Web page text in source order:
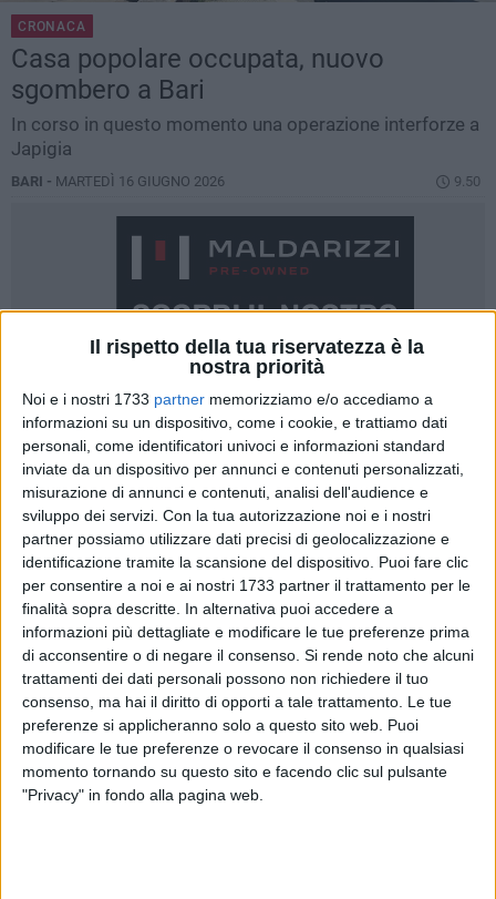
Il rispetto della tua riservatezza è la
nostra priorità
Noi e i nostri 1733 partner memorizziamo e/o accediamo a
informazioni su un dispositivo, come i cookie, e trattiamo dati
personali, come identificatori univoci e informazioni standard
inviate da un dispositivo per annunci e contenuti personalizzati,
misurazione di annunci e contenuti, analisi dell'audience e
sviluppo dei servizi. Con la tua autorizzazione noi e i nostri
partner possiamo utilizzare dati precisi di geolocalizzazione e
identificazione tramite la scansione del dispositivo. Puoi fare clic
per consentire a noi e ai nostri 1733 partner il trattamento per le
finalità sopra descritte. In alternativa puoi accedere a
informazioni più dettagliate e modificare le tue preferenze prima
di acconsentire o di negare il consenso. Si rende noto che alcuni
trattamenti dei dati personali possono non richiedere il tuo
consenso, ma hai il diritto di opporti a tale trattamento. Le tue
preferenze si applicheranno solo a questo sito web. Puoi
modificare le tue preferenze o revocare il consenso in qualsiasi
momento tornando su questo sito e facendo clic sul pulsante
"Privacy" in fondo alla pagina web.
CRONACA
Casa popolare occupata, nuovo
sgombero a Bari
In corso in questo momento una operazione interforze a
Japigia
BARI - MARTEDÌ 16 GIUGNO 2026 9.50
A cura di
LA REDAZIONE
Continuano le operazioni di sgombero di case occupate
appartenenti al patrimonio di Arca Puglia centrale.
Questa mattina è, infatti, in corso una operazione di
sgombero di un alloggio occupato abusivamente a Japigia,
in via Guglielmo Appulo 18.